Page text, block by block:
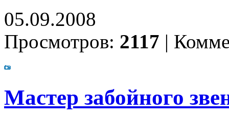
05.09.2008
Просмотров: 2117 |
Мастер забойного